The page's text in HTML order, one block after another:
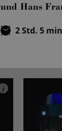
und Hans
2 Std. 5
i